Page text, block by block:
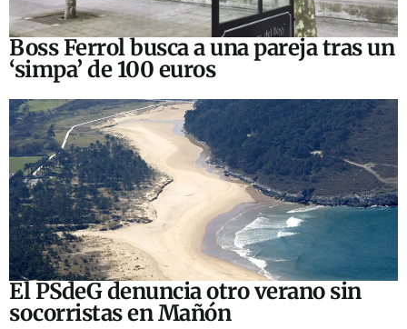
Boss Ferrol busca a una pareja tras un
‘simpa’ de 100 euros
El PSdeG denuncia otro verano sin
socorristas en Mañón